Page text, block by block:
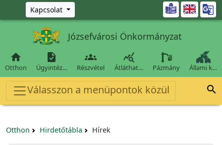
Ugrás a fő tartalomra
Kapcsolat 
Józsefvárosi Önkormányzat

Otthon

Ügyintéz…

Részvétel

Átláthat… Pázmány Állami k…
Válasszon a menüpontok közül 
Otthon Hirdetőtábla Hírek